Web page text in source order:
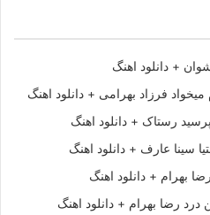
+ دانلود اهنگ
فرزاد بهرامی + دانلود اهنگ
رستاک + دانلود اهنگ
سینا عارف + دانلود اهنگ
بهرام + دانلود اهنگ
رضا بهرام + دانلود اهنگ